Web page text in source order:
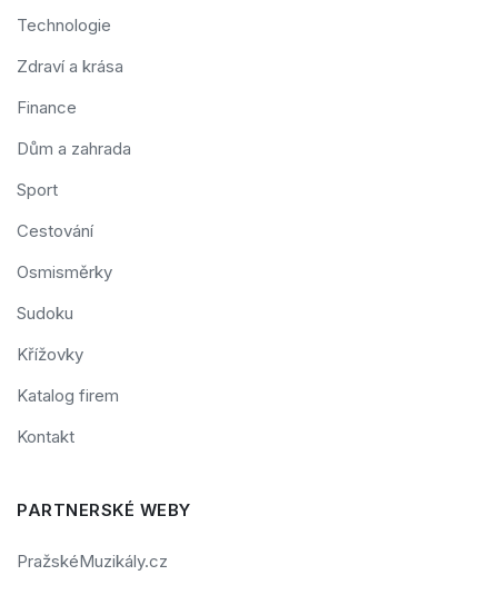
Technologie
Zdraví a krása
Finance
Dům a zahrada
Sport
Cestování
Osmisměrky
Sudoku
Křížovky
Katalog firem
Kontakt
PARTNERSKÉ WEBY
PražskéMuzikály.cz